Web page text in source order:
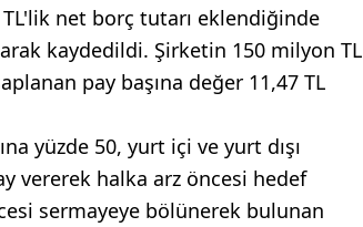
net borç tutarı eklendiğinde
kaydedildi. Şirketin 150 milyon TL
pay başına değer 11,47 TL
yüzde 50, yurt içi ve yurt dışı
vererek halka arz öncesi hedef
sermayeye bölünerek bulunan